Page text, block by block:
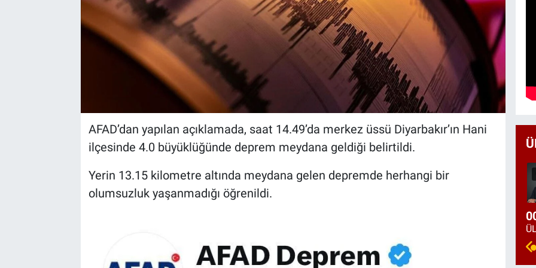
AFAD’dan yapılan açıklamada, saat 14.49’da merkez üssü Diyarbakır’ın Hani
ilçesinde 4.0 büyüklüğünde deprem meydana geldiği belirtildi.
Yerin 13.15 kilometre altında meydana gelen depremde herhangi bir
olumsuzluk yaşanmadığı öğrenildi.